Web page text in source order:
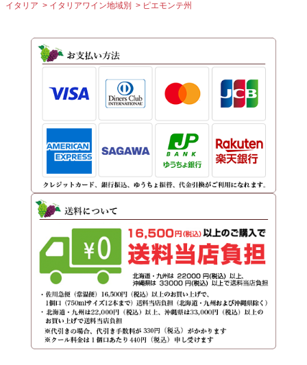
イタリア イタリアワイン地域別 ピエモンテ州